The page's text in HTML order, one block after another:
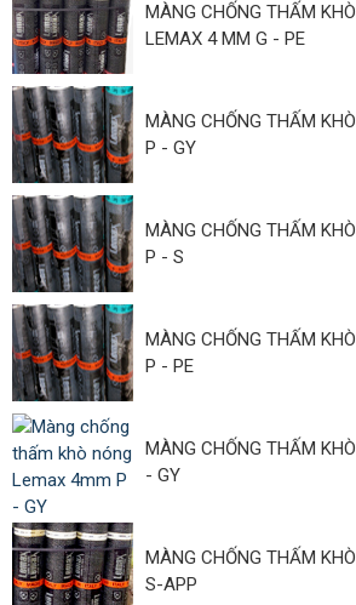
MÀNG CHỐNG THẤM
LEMAX 4 MM G - PE
MÀNG CHỐNG THẤM
P - GY
MÀNG CHỐNG THẤM
P - S
MÀNG CHỐNG THẤM
P - PE
MÀNG CHỐNG THẤM
- GY
MÀNG CHỐNG THẤM
S-APP